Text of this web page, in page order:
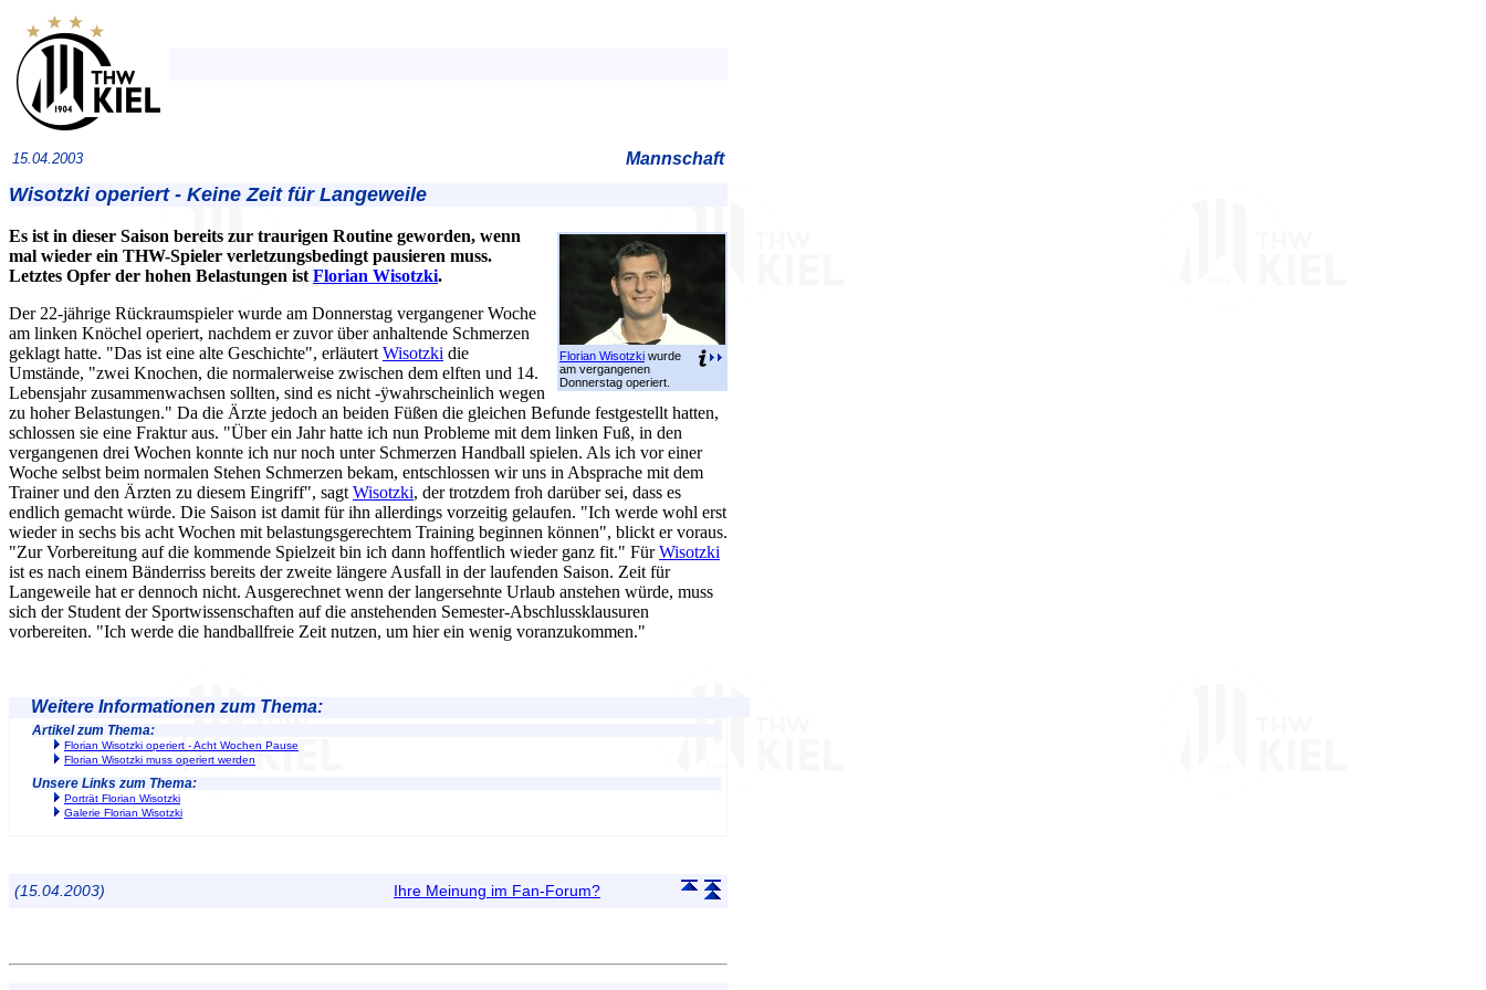
15.04.2003 Mannschaft
Wisotzki operiert - Keine Zeit für Langeweile
Florian Wisotzki wurde
am vergangenen
Donnerstag operiert.
Es ist in dieser Saison bereits zur traurigen Routine geworden, wenn
mal wieder ein THW-Spieler verletzungsbedingt pausieren muss.
Letztes Opfer der hohen Belastungen ist Florian Wisotzki.
Der 22-jährige Rückraumspieler wurde am Donnerstag vergangener Woche
am linken Knöchel operiert, nachdem er zuvor über anhaltende Schmerzen
geklagt hatte. "Das ist eine alte Geschichte", erläutert Wisotzki die
Umstände, "zwei Knochen, die normalerweise zwischen dem elften und 14.
Lebensjahr zusammenwachsen sollten, sind es nicht -ÿwahrscheinlich wegen
zu hoher Belastungen." Da die Ärzte jedoch an beiden Füßen die gleichen Befunde festgestellt hatten,
schlossen sie eine Fraktur aus. "Über ein Jahr hatte ich nun Probleme mit dem linken Fuß, in den
vergangenen drei Wochen konnte ich nur noch unter Schmerzen Handball spielen. Als ich vor einer
Woche selbst beim normalen Stehen Schmerzen bekam, entschlossen wir uns in Absprache mit dem
Trainer und den Ärzten zu diesem Eingriff", sagt Wisotzki, der trotzdem froh darüber sei, dass es
endlich gemacht würde. Die Saison ist damit für ihn allerdings vorzeitig gelaufen. "Ich werde wohl erst
wieder in sechs bis acht Wochen mit belastungsgerechtem Training beginnen können", blickt er voraus.
"Zur Vorbereitung auf die kommende Spielzeit bin ich dann hoffentlich wieder ganz fit." FürWisotzki
ist es nach einem Bänderriss bereits der zweite längere Ausfall in der laufenden Saison. Zeit für
Langeweile hat er dennoch nicht. Ausgerechnet wenn der langersehnte Urlaub anstehen würde, muss
sich der Student der Sportwissenschaften auf die anstehenden Semester-Abschlussklausuren
vorbereiten. "Ich werde die handballfreie Zeit nutzen, um hier ein wenig voranzukommen."
Weitere Informationen zum Thema:
Artikel zum Thema:
Florian Wisotzki operiert - Acht Wochen Pause
Florian Wisotzki muss operiert werden
Unsere Links zum Thema:
Porträt Florian Wisotzki
Galerie Florian Wisotzki
(15.04.2003) Ihre Meinung im Fan-Forum?